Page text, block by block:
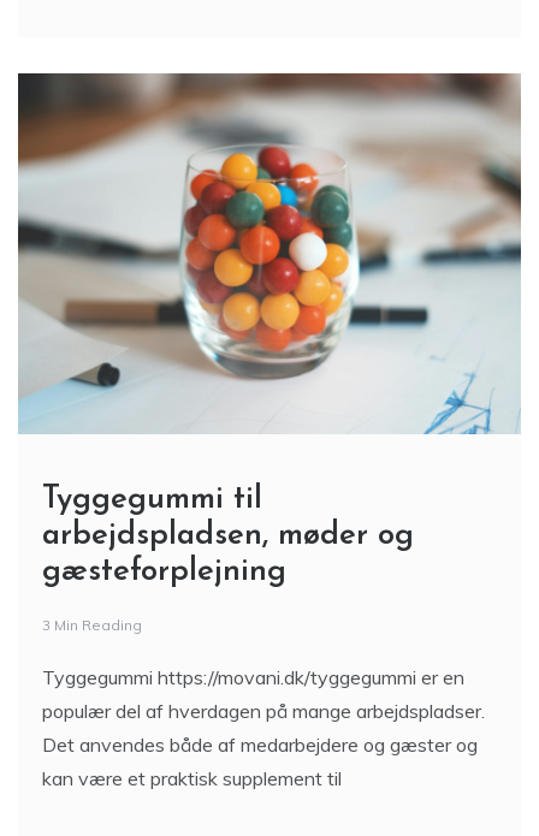
Tyggegummi til
arbejdspladsen, møder og
gæsteforplejning
3 Min Reading
Tyggegummi https://movani.dk/tyggegummi er en
populær del af hverdagen på mange arbejdspladser.
Det anvendes både af medarbejdere og gæster og
kan være et praktisk supplement til